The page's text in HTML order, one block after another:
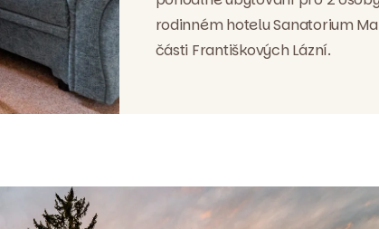
rodinném hotelu Sanatorium
části Františkových Lázní.